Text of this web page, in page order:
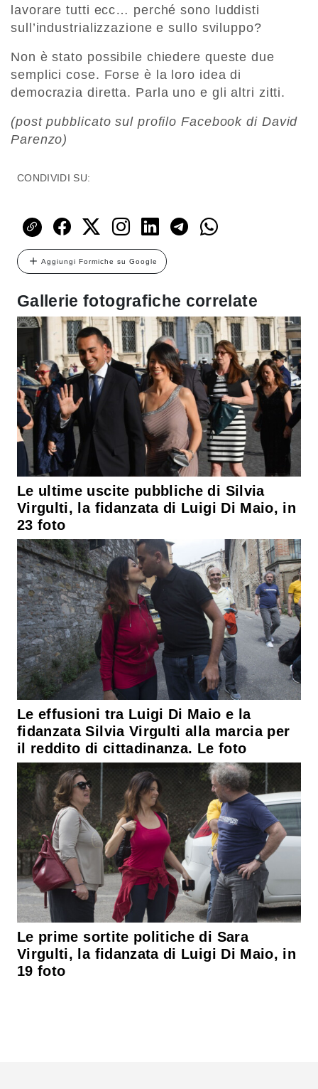
lavorare tutti ecc… perché sono luddisti
sull’industrializzazione e sullo sviluppo?
Non è stato possibile chiedere queste due
semplici cose. Forse è la loro idea di
democrazia diretta. Parla uno e gli altri zitti.
(post pubblicato sul profilo Facebook di David
Parenzo)
CONDIVIDI SU:
Aggiungi Formiche su Google
Gallerie fotografiche correlate
Le ultime uscite pubbliche di Silvia
Virgulti, la fidanzata di Luigi Di Maio, in
23 foto
Le effusioni tra Luigi Di Maio e la
fidanzata Silvia Virgulti alla marcia per
il reddito di cittadinanza. Le foto
Le prime sortite politiche di Sara
Virgulti, la fidanzata di Luigi Di Maio, in
19 foto